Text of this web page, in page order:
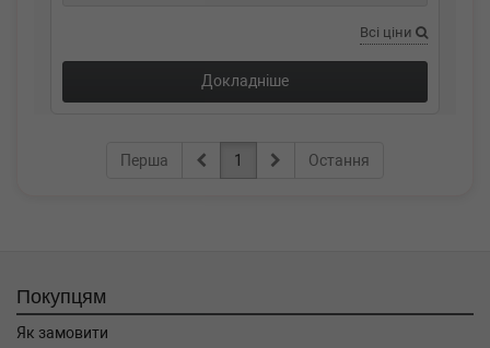
Всі ціни
Докладніше
Перша 1 Остання
Покупцям
Як замовити